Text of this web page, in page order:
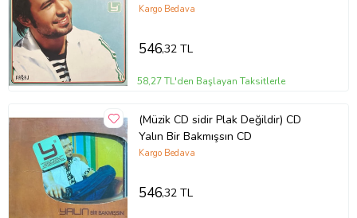
Kargo Bedava
546,32 TL
58,27 TL'den Başlayan Taksitlerle
(Müzik CD sidir Plak Değildir) CD
Yalın Bir Bakmışsın CD
Kargo Bedava
546,32 TL